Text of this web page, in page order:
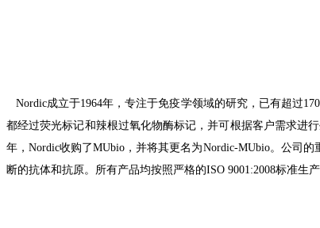
Nordic成立于1964年，专注于免疫学领域的研究，已有超过
都经过荧光标记和辣根过氧化物酶标记，并可根据客户需求进行
年，Nordic收购了MUbio ，并将其更名为Nordic-MUbio。公司的
断的抗体和抗原。所有产品均按照严格的ISO 9001:2008标准生产